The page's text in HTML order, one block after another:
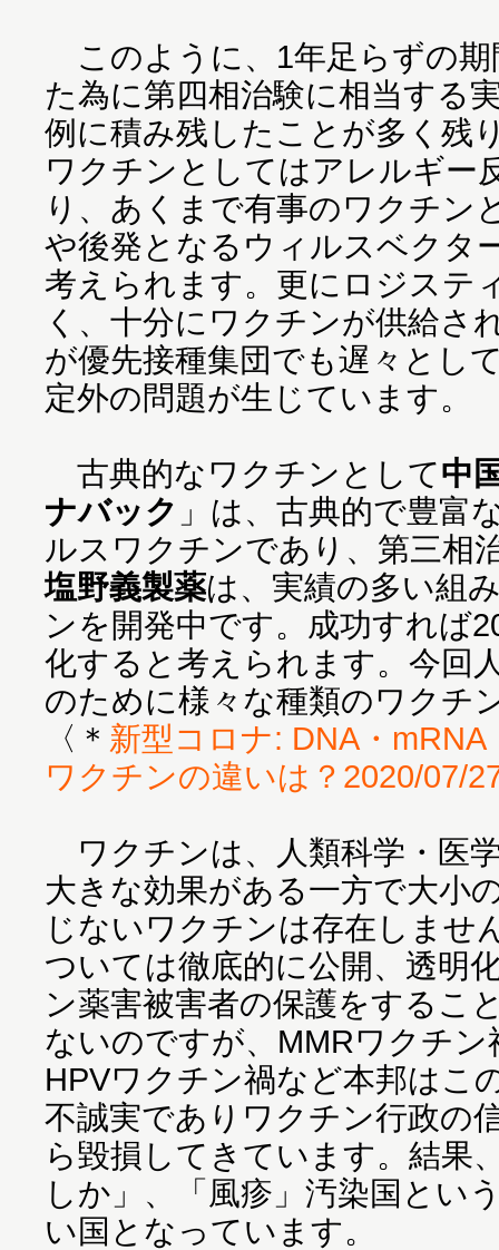
このように、1年足らずの
た為に第四相治験に相当する
例に積み残したことが多く残
ワクチンとしてはアレルギー
り、あくまで有事のワクチン
や後発となるウィルスベクタ
考えられます。更にロジステ
く、十分にワクチンが供給さ
が優先接種集団でも遅々とし
定外の問題が生じています。
古典的なワクチンとして中
ナバック 」は、古典的で豊富
ルスワクチンであり、第三相
塩野義製薬は、実績の多い組
ンを開発中です。成功すれば
化すると考えられます。今回
のために様々な種類のワクチ
〈＊ 新型コロナ: DNA・
ワクチンの違いは？2020/07/
ワクチンは、人類科学・医
大きな効果がある一方で大小
じないワクチンは存在しませ
ついては徹底的に公開、透明
ン薬害被害者の保護をするこ
ないのですが、MMRワクチ
HPVワクチン禍など本邦はこ
不誠実でありワクチン行政の
ら毀損してきています。結果
しか」、「風疹」汚染国とい
い国となっています。